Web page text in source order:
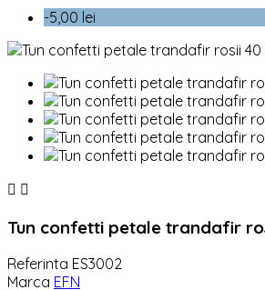
-5,00 lei
 
Tun confetti petale trandafir
Referinta ES3002
Marca EFN